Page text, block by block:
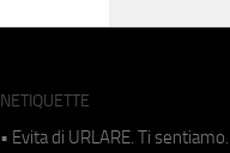
NETIQUETTE
• Evita di URLARE. Ti sentiamo.